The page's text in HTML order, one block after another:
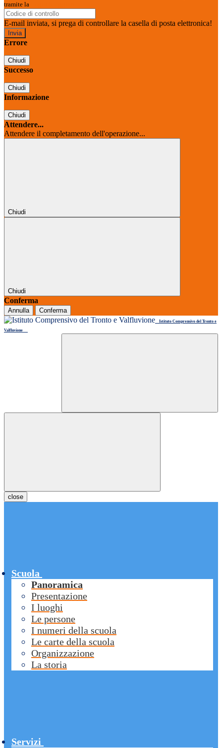
tramite la
E-mail inviata, si prega di controllare la casella di posta elettronica!
Errore
Chiudi
Successo
Chiudi
Informazione
Chiudi
Attendere...
Attendere il completamento dell'operazione...
Chiudi
Chiudi
Conferma
Annulla Conferma
Istituto Comprensivo del Tronto e
Valfluvione
close
Scuola
Panoramica
Presentazione
I luoghi
Le persone
I numeri della scuola
Le carte della scuola
Organizzazione
La storia
Servizi